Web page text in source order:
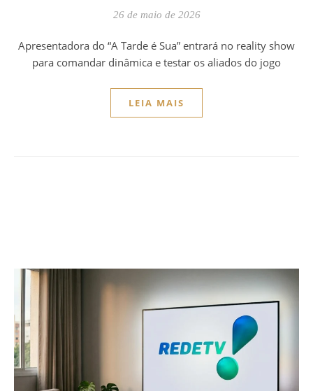
26 de maio de 2026
Apresentadora do “A Tarde é Sua” entrará no reality show
para comandar dinâmica e testar os aliados do jogo
LEIA MAIS